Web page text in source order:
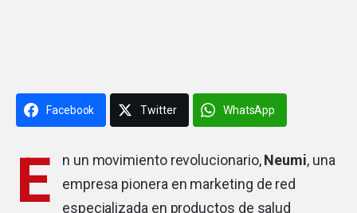
Facebook Twitter WhatsApp
E n un movimiento revolucionario,Neumi, una
empresa pionera en marketing de red
especializada en productos de salud